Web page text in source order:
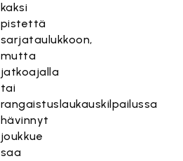
kaksi
pistettä
sarjataulukkoon,
mutta
jatkoajalla
tai
rangaistuslaukauskilpailussa
hävinnyt
joukkue
saa